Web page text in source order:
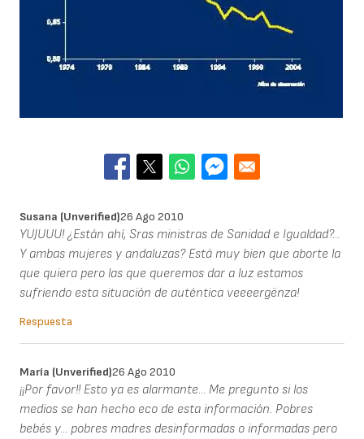
Susana (unverified)26 Ago 2010
YUJUUU! ¿Están ahí, Sras ministras de Sanidad e Igualdad?...
Y ambas mujeres y andaluzas? Está muy bien que aborte la
que quiera pero las que queremos dar a luz estamos
sufriendo esta situación de auténtica veeeergënza!
Respuesta
María (unverified)26 Ago 2010
¡¡Por favor!! Esto ya es alarmante... Me pregunto si los
medios se han hecho eco de esta información. Pobres
bebés y... pobres madres desinformadas o informadas pero